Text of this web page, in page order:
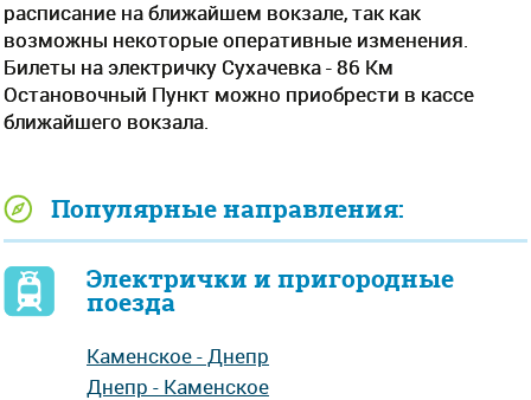
расписание на ближайшем вокзале, так как
возможны некоторые оперативные изменения.
Билеты на электричку Сухачевка - 86 Км
Остановочный Пункт можно приобрести в кассе
ближайшего вокзала.
Популярные направления:
Электрички и пригородные
поезда
Каменское - Днепр
Днепр - Каменское